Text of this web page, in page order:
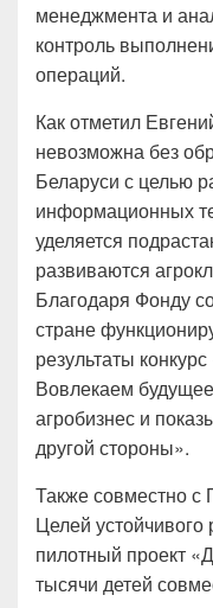
менеджмента и
контроль
операций.
Как отметил
невозможна без
Беларуси с целью
информационных
уделяется
развиваются
Благодаря Фонду
стране
результаты
Вовлекаем
агробизнес и
другой стороны».
Также совместно
Целей устойчивого
пилотный проект
тысячи детей